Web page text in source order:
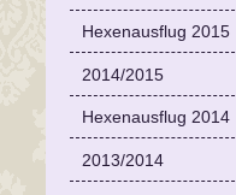
Hexenausflug 2015
2014/2015
Hexenausflug 2014
2013/2014